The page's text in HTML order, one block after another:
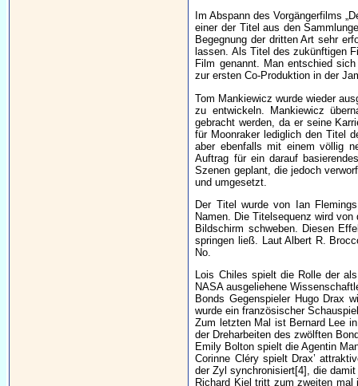
Im Abspann des Vorgängerfilms
einer der Titel aus den
Begegnung der dritten Art sehr
lassen. Als Titel des zukünftigen
Film genannt. Man entschied
zur ersten Co-Produktion in der
Tom Mankiewicz wurde wieder
zu entwickeln. Mankiewicz
gebracht werden, da er seine
für Moonraker lediglich den Titel
aber ebenfalls mit einem völlig
Auftrag für ein darauf
Szenen geplant, die jedoch
und umgesetzt.
Der Titel wurde von Ian
Namen. Die Titelsequenz wird
Bildschirm schweben. Diesen
springen ließ. Laut Albert R.
No.
Lois Chiles spielt die Rolle der
NASA ausgeliehene
Bonds Gegenspieler Hugo Drax
wurde ein französischer
Zum letzten Mal ist Bernard Lee
der Dreharbeiten des zwölften
Emily Bolton spielt die Agentin
Corinne Cléry spielt Drax’
der Zyl synchronisiert[4], die
Richard Kiel tritt zum zweiten